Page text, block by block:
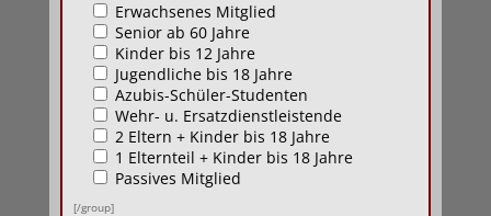
Erwachsenes Mitglied
Senior ab 60 Jahre
Kinder bis 12 Jahre
Jugendliche bis 18 Jahre
Azubis-Schüler-Studenten
Wehr- u. Ersatzdienstleistende
2 Eltern + Kinder bis 18 Jahre
1 Elternteil + Kinder bis 18 Jahre
Passives Mitglied
[/group]